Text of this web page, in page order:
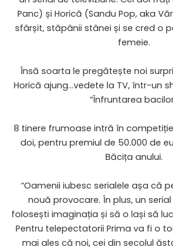
Panc) și Horică (Sandu Pop, aka
sfârșit, stăpânii stânei și se cred o
femeie.
Însă soarta le pregătește noi
Horică ajung…vedete la TV, într-un
“Înfruntarea
8 tinere frumoase intră în
doi, pentru premiul de 50.000 de
Băcița anului.
“Oamenii iubesc serialele așa că
nouă provocare. În plus, un
folosești imaginația și să o lași să
Pentru telepectatorii Prima va fi o
mai ales că noi, cei din secolul